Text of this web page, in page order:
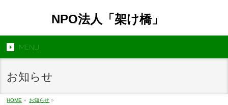
NPO法人「架け橋」
MENU
お知らせ
HOME » お知らせ »